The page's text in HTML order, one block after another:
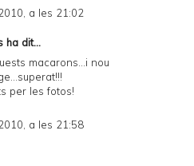
a les 21:02
ha dit...
macarons...i nou
per les fotos!
a les 21:58